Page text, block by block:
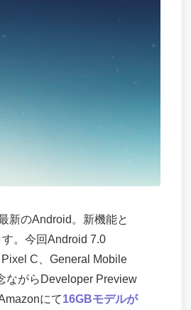
新のAndroid。新機能と
。今回Android 7.0
C、General Mobile
ながらDeveloper Preview
にて16GBモデルが